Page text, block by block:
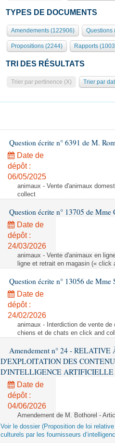
TYPES DE DOCUMENTS
Amendements (122906) Questions
Propositions (2244) Rapports
TRI DES RÉSULTATS
Trier par pertinence (X) Trier par
Question écrite n° 6391 de M.
Date de
dépôt :
06/05/2025
animaux - Vente d'animaux
collect
Question écrite n° 13705 de Mme
Date de
dépôt :
24/03/2026
animaux - Vente d'animaux en
ligne et retrait en magasin (« click
Question écrite n° 13056 de Mme
Date de
dépôt :
24/02/2026
animaux - Interdiction de vente
chiens et de chats en click and
Amendement n° 24 -
D'EXPLOITATION DES
D'INTELLIGENCE ARTIFICIELLE -
Date de
dépôt :
04/06/2026
Amendement de M. Bothorel -
Voir le dossier (Proposition de loi
culturels par les fournisseurs